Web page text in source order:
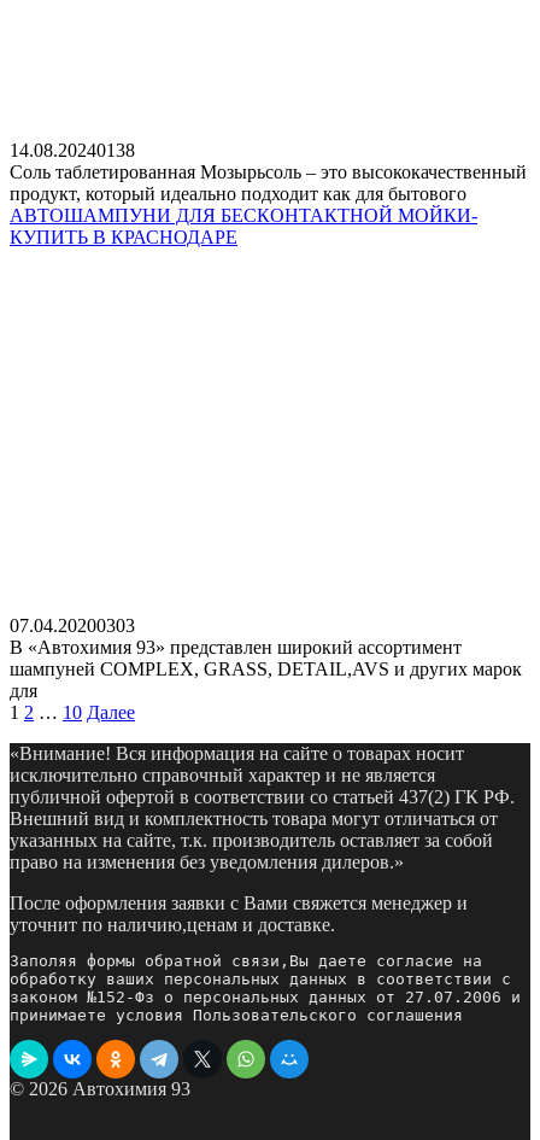
14.08.20240138
Соль таблетированная Мозырьсоль – это высококачественный
продукт, который идеально подходит как для бытового
АВТОШАМПУНИ ДЛЯ БЕСКОНТАКТНОЙ МОЙКИ-
КУПИТЬ В КРАСНОДАРЕ
07.04.20200303
В «Автохимия 93» представлен широкий ассортимент
шампуней COMPLEX, GRASS, DETAIL,AVS и других марок
для
Пагинация
1 2 … 10 Далее
«Внимание! Вся информация на сайте о товарах носит
исключительно справочный характер и не является
публичной офертой в соответствии со статьей 437(2) ГК РФ.
Внешний вид и комплектность товара могут отличаться от
указанных на сайте, т.к. производитель оставляет за собой
право на изменения без уведомления дилеров.»
После оформления заявки с Вами свяжется менеджер и
уточнит по наличию,ценам и доставке.
Заполяя формы обратной связи,Вы даете согласие на
обработку ваших персональных данных в соответствии с
законом №152-Фз о персональных данных от 27.07.2006 и
принимаете условия Пользовательского соглашения
© 2026 Автохимия 93